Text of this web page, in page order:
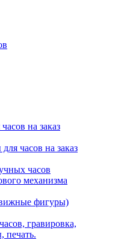
на заказ
часов на заказ
часов
механизма
фигуры)
гравировка,
печать.